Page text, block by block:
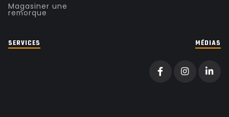
Magasiner une
remorque
SERVICES MÉDIAS